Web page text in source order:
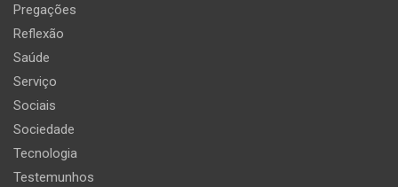
Pregações
Reflexão
Saúde
Serviço
Sociais
Sociedade
Tecnologia
Testemunhos